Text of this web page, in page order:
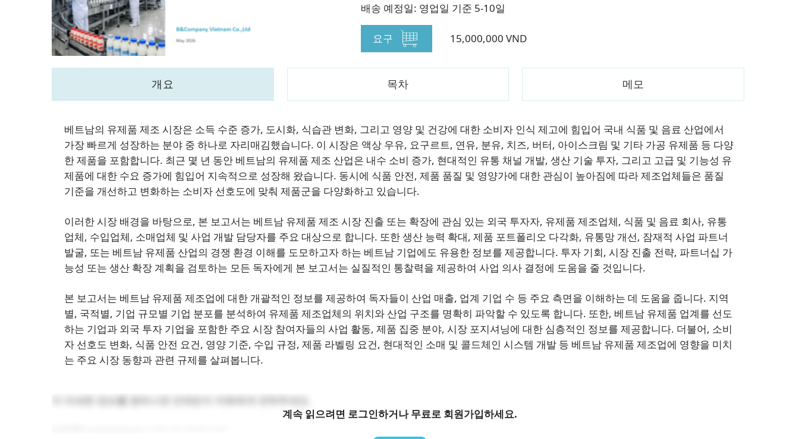
배송 예정일: 영업일 기준 5-10일
요구 15,000,000 VND
개요 목차 메모
베트남의 유제품 제조 시장은 소득 수준 증가, 도시화, 식습관 변화, 그리고 영양 및 건강에 대한 소비자 인식 제고에 힘입어 국내 식품 및 음료 산업에서
가장 빠르게 성장하는 분야 중 하나로 자리매김했습니다. 이 시장은 액상 우유, 요구르트, 연유, 분유, 치즈, 버터, 아이스크림 및 기타 가공 유제품 등 다양
한 제품을 포함합니다. 최근 몇 년 동안 베트남의 유제품 제조 산업은 내수 소비 증가, 현대적인 유통 채널 개발, 생산 기술 투자, 그리고 고급 및 기능성 유
제품에 대한 수요 증가에 힘입어 지속적으로 성장해 왔습니다. 동시에 식품 안전, 제품 품질 및 영양가에 대한 관심이 높아짐에 따라 제조업체들은 품질
기준을 개선하고 변화하는 소비자 선호도에 맞춰 제품군을 다양화하고 있습니다.
이러한 시장 배경을 바탕으로, 본 보고서는 베트남 유제품 제조 시장 진출 또는 확장에 관심 있는 외국 투자자, 유제품 제조업체, 식품 및 음료 회사, 유통
업체, 수입업체, 소매업체 및 사업 개발 담당자를 주요 대상으로 합니다. 또한 생산 능력 확대, 제품 포트폴리오 다각화, 유통망 개선, 잠재적 사업 파트너
발굴, 또는 베트남 유제품 산업의 경쟁 환경 이해를 도모하고자 하는 베트남 기업에도 유용한 정보를 제공합니다. 투자 기회, 시장 진출 전략, 파트너십 가
능성 또는 생산 확장 계획을 검토하는 모든 독자에게 본 보고서는 실질적인 통찰력을 제공하여 사업 의사 결정에 도움을 줄 것입니다.
본 보고서는 베트남 유제품 제조업에 대한 개괄적인 정보를 제공하여 독자들이 산업 매출, 업계 기업 수 등 주요 측면을 이해하는 데 도움을 줍니다. 지역
별, 국적별, 기업 규모별 기업 분포를 분석하여 유제품 제조업체의 위치와 산업 구조를 명확히 파악할 수 있도록 합니다. 또한, 베트남 유제품 업계를 선도
하는 기업과 외국 투자 기업을 포함한 주요 시장 참여자들의 사업 활동, 제품 집중 분야, 시장 포지셔닝에 대한 심층적인 정보를 제공합니다. 더불어, 소비
자 선호도 변화, 식품 안전 요건, 영양 기준, 수입 규정, 제품 라벨링 요건, 현대적인 소매 및 콜드체인 시스템 개발 등 베트남 유제품 제조업에 영향을 미치
는 주요 시장 동향과 관련 규제를 살펴봅니다.
더 자세한 정보를 원하시면 언제든지 저희에게 연락주세요.
계속 읽으려면 로그인하거나 무료로 회원가입하세요.